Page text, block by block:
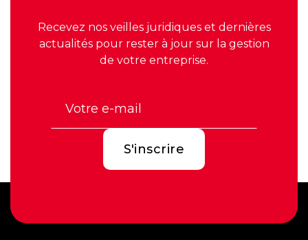
Recevez nos veilles juridiques et dernières
actualités pour rester à jour sur la gestion
de votre entreprise.